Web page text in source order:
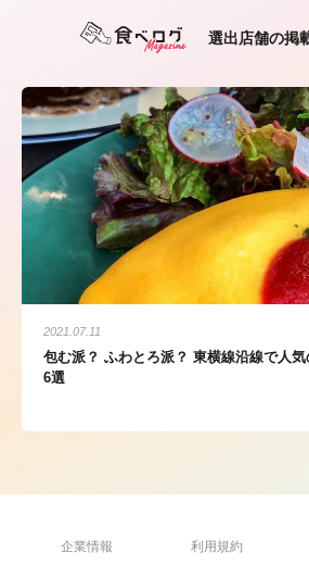
選出店舗の掲
2021.07.11
包む派？ ふわとろ派？ 東横線沿線で人気
6選
企業情報 利用規約